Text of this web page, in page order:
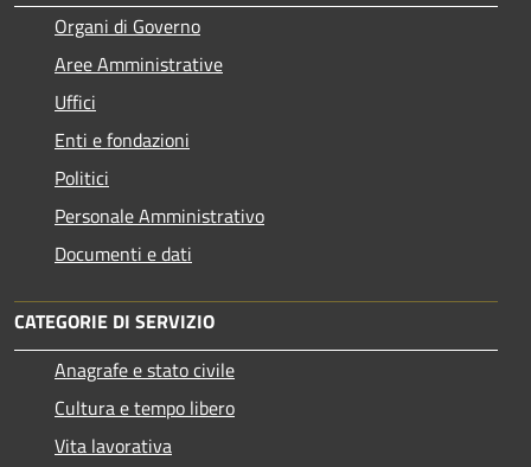
Organi di Governo
Aree Amministrative
Uffici
Enti e fondazioni
Politici
Personale Amministrativo
Documenti e dati
CATEGORIE DI SERVIZIO
Anagrafe e stato civile
Cultura e tempo libero
Vita lavorativa